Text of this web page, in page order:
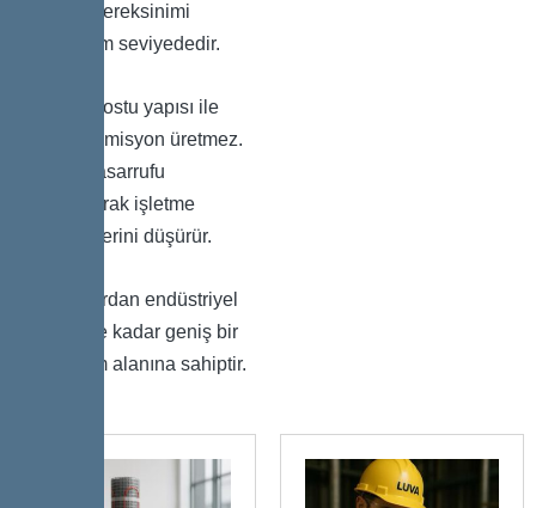
bakım gereksinimi
minimum seviyededir.
Çevre dostu yapısı ile
zararlı emisyon üretmez.
Enerji tasarrufu
sağlayarak işletme
maliyetlerini düşürür.
Konutlardan endüstriyel
tesislere kadar geniş bir
kullanım alanına sahiptir.